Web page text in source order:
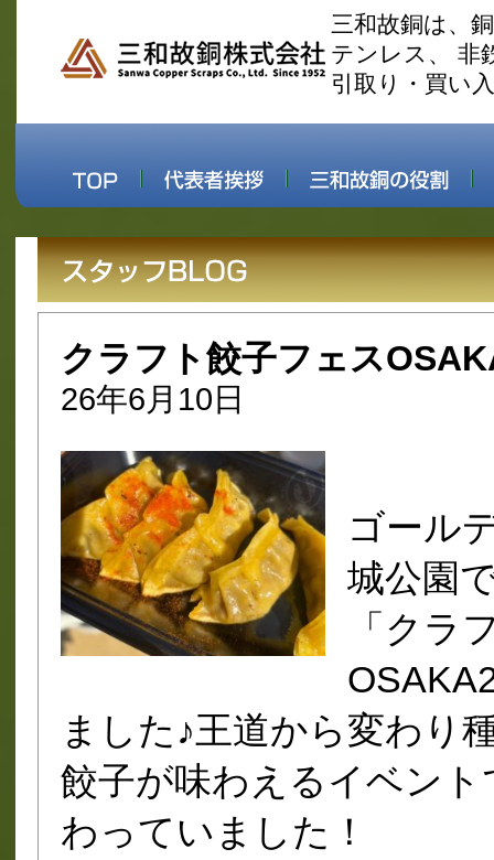
三和故銅は、
テンレス、 非
引取り・買い
クラフト餃子フェス
26年6月10日
ゴール
城公園
「クラ
ました♪王道から変わり
餃子が味わえるイベン
わっていました！